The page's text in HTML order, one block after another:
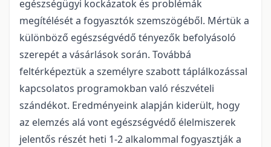
egészségügyi kockázatok és problémák
megítélését a fogyasztók szemszögéből. Mértük a
különböző egészségvédő tényezők befolyásoló
szerepét a vásárlások során. Továbbá
feltérképeztük a személyre szabott táplálkozással
kapcsolatos programokban való részvételi
szándékot. Eredményeink alapján kiderült, hogy
az elemzés alá vont egészségvédő élelmiszerek
jelentős részét heti 1-2 alkalommal fogyasztják a